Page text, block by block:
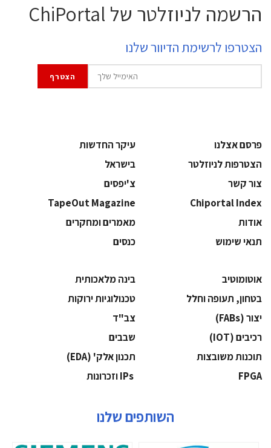
הרשמה לניוזלטר של ChiPortal
הצטרפו לרשימת הדיוור שלנו
פרסם אצלנו
עיקר החדשות
הצטרפות לניוזלטר
בישראל
צור קשר
צ'יפסים
Chiportal Index
TapeOut Magazine
אודות
מאמרים ומחקרים
תנאי שימוש
כנסים
אוטומוטיב
בינה מלאכותית
בטחון, תעופה וחלל
‫טכנולוגיות ירוקות‬
‫יצור (‪(FABs‬‬
‫צב"ד‬
‫רכיבים‬ (IOT)
‫שבבים‬
‫תוכנות משובצות‬
‫תכנון אלק' (‪(EDA‬‬
‫‪FPGA‬‬
השותפים שלנו